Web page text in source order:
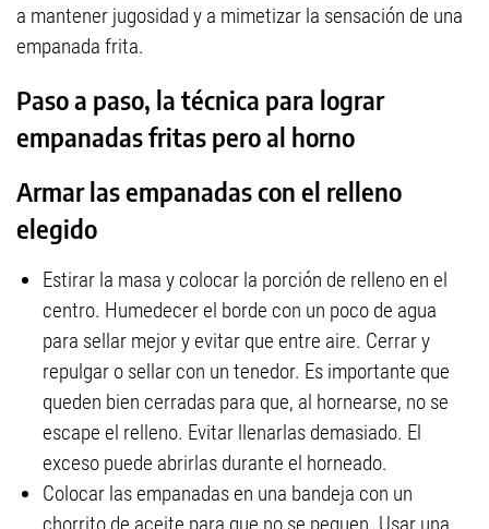
a mantener jugosidad y a mimetizar la sensación de una
empanada frita.
Paso a paso, la técnica para lograr
empanadas fritas pero al horno
Armar las empanadas con el relleno
elegido
Estirar la masa y colocar la porción de relleno en el
centro. Humedecer el borde con un poco de agua
para sellar mejor y evitar que entre aire. Cerrar y
repulgar o sellar con un tenedor. Es importante que
queden bien cerradas para que, al hornearse, no se
escape el relleno. Evitar llenarlas demasiado. El
exceso puede abrirlas durante el horneado.
Colocar las empanadas en una bandeja con un